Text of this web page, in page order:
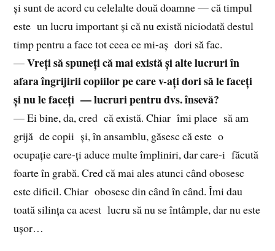
și sunt de acord cu celelalte două doamne — că timpul
este un lucru important și că nu există niciodată destul
timp pentru a face tot ceea ce mi-aș dori să fac.
—Vreți să spuneți că mai există și alte lucruri în
afara îngrijirii copiilor pe care v-ați dori să le faceți
și nu le faceți — lucruri pentru dvs. însevă?
— Ei bine, da, cred că există. Chiar îmi place să am
grijă de copii și, în ansamblu, găsesc că este o
ocupație care-ți aduce multe împliniri, dar care-i făcută
foarte în grabă. Cred că mai ales atunci când obosesc
este dificil. Chiar obosesc din când în când. Îmi dau
toată silința ca acest lucru să nu se întâmple, dar nu este
ușor…